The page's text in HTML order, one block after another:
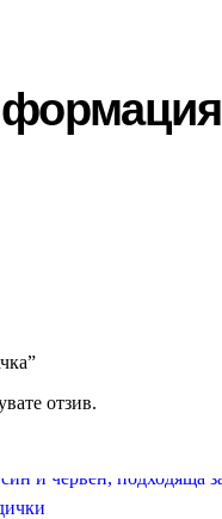
отзив.